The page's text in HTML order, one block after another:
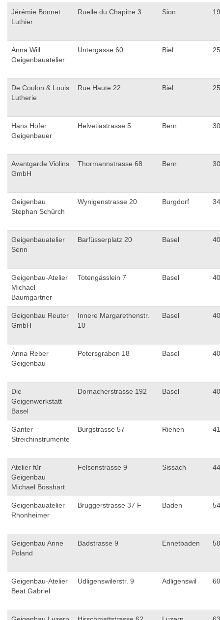
Jérémie Bonnet
Luthier
Ruelle du Chapitre 3 Sion
Anna Will
Geigenbauatelier
Untergasse 60 Biel
De Coulon & Louis
Lutherie
Rue Haute 22 Biel
Hans Hofer
Geigenbauer
Helvetiastrasse 5 Bern
Avantgarde Violins
GmbH
Thormannstrasse 68 Bern
Geigenbau
Stephan Schürch
Wynigenstrasse 20 Burgdorf
Geigenbauatelier
Senn
Barfüsserplatz 20 Basel
Geigenbau-Atelier
Michael
Baumgartner
Totengässlein 7 Basel
Geigenbau Reuter
GmbH
Innere Margarethenstr.
10
Basel
Anna Reber
Geigenbau
Petersgraben 18 Basel
Die
Geigenwerkstatt
Basel
Dornacherstrasse 192 Basel
Ganter
Streichinstrumente
Burgstrasse 57 Riehen
Atelier für
Geigenbau
Michael Bosshart
Felsenstrasse 9 Sissach
Geigenbauatelier
Rhonheimer
Bruggerstrasse 37 F Baden
Geigenbau Anne
Poland
Badstrasse 9 Ennetbaden
Geigenbau-Atelier
Beat Gabriel
Udligenswilerstr. 9 Adligenswil